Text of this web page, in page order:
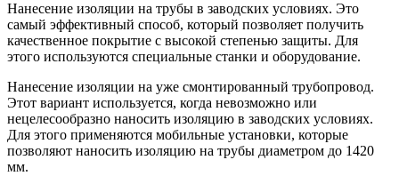
Нанесение изоляции на трубы в заводских условиях. Это
самый эффективный способ, который позволяет получить
качественное покрытие с высокой степенью защиты. Для
этого используются специальные станки и оборудование.
Нанесение изоляции на уже смонтированный трубопровод.
Этот вариант используется, когда невозможно или
нецелесообразно наносить изоляцию в заводских условиях.
Для этого применяются мобильные установки, которые
позволяют наносить изоляцию на трубы диаметром до 1420
мм.